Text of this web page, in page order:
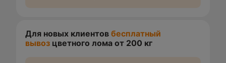
Для новых клиентов бесплатный
вывоз цветного лома от 200 кг